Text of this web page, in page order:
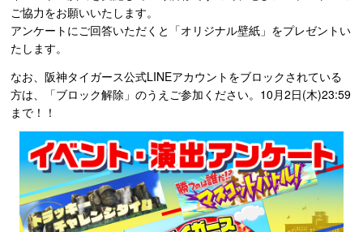
ご協力をお願いいたします。
アンケートにご回答いただくと「オリジナル壁紙」をプレゼントい
たします。
なお、阪神タイガース公式LINEアカウントをブロックされている
方は、「ブロック解除」のうえご参加ください。10月2日(木)23:59
まで！！